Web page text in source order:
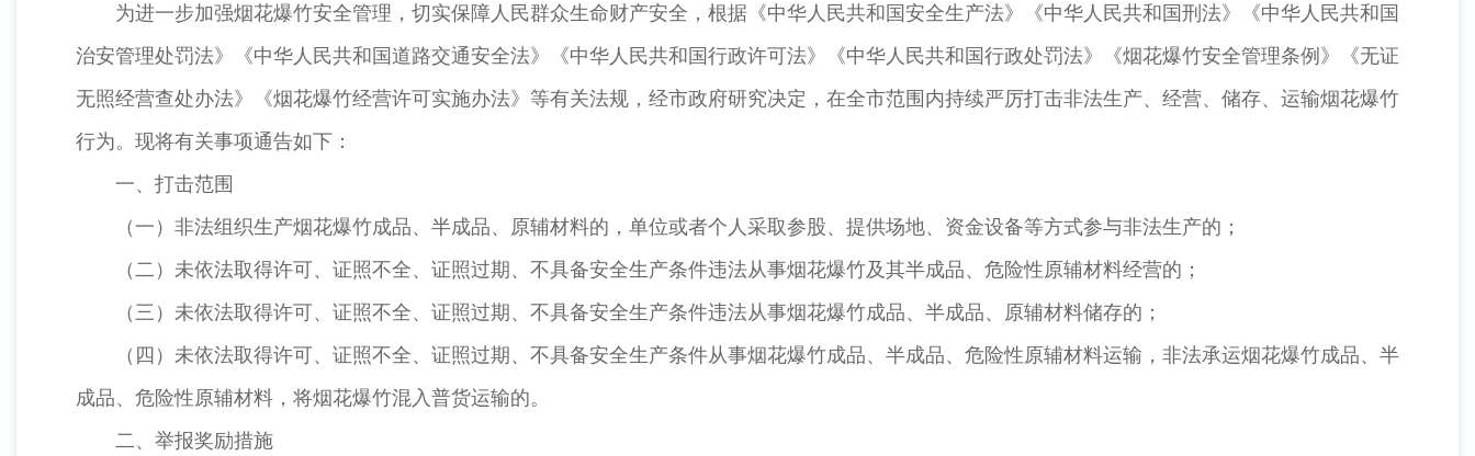
为进一步加强烟花爆竹安全管理，切实保障人民群众生命财产安全，根据《中华人民共和国安全生产法》《中华人民共和国刑法》《中华人民共和国
治安管理处罚法》《中华人民共和国道路交通安全法》《中华人民共和国行政许可法》《中华人民共和国行政处罚法》《烟花爆竹安全管理条例》《无证
无照经营查处办法》《烟花爆竹经营许可实施办法》等有关法规，经市政府研究决定，在全市范围内持续严厉打击非法生产、经营、储存、运输烟花爆竹
行为。现将有关事项通告如下：
一、打击范围
（一）非法组织生产烟花爆竹成品、半成品、原辅材料的，单位或者个人采取参股、提供场地、资金设备等方式参与非法生产的；
（二）未依法取得许可、证照不全、证照过期、不具备安全生产条件违法从事烟花爆竹及其半成品、危险性原辅材料经营的；
（三）未依法取得许可、证照不全、证照过期、不具备安全生产条件违法从事烟花爆竹成品、半成品、原辅材料储存的；
（四）未依法取得许可、证照不全、证照过期、不具备安全生产条件从事烟花爆竹成品、半成品、危险性原辅材料运输，非法承运烟花爆竹成品、半
成品、危险性原辅材料，将烟花爆竹混入普货运输的。
二、举报奖励措施